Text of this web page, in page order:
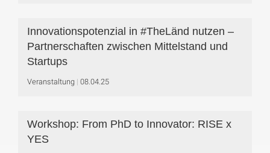
Innovationspotenzial in #TheLänd nutzen –
Partnerschaften zwischen Mittelstand und
Startups
Veranstaltung 08.04.25
Workshop: From PhD to Innovator: RISE x
YES